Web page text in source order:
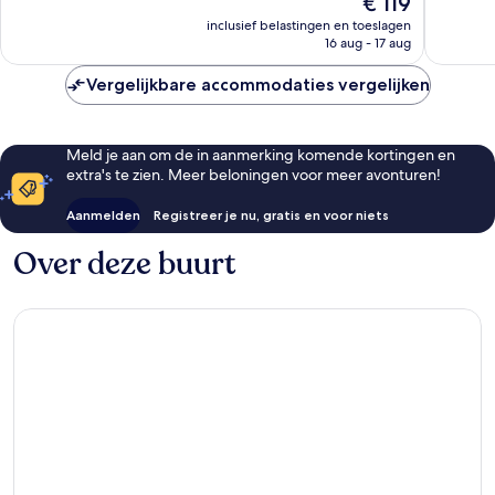
prijs
is
inclusief belastingen en toeslagen
16 aug - 17 aug
Vergelijkbare accommodaties vergelijken
Meld je aan om de in aanmerking komende kortingen en
extra's te zien. Meer beloningen voor meer avonturen!
Aanmelden Registreer je nu, gratis en voor niets
Over deze buurt